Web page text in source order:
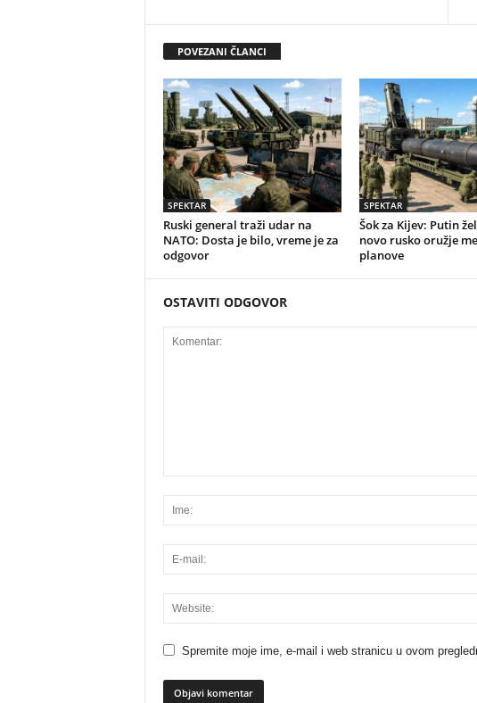
POVEZANI ČLANCI
SPEKTAR
Ruski general traži udar na
NATO: Dosta je bilo, vreme je za
odgovor
SPEKTAR
Šok za Kijev: Putin
novo rusko oružje
planove
OSTAVITI ODGOVOR
Spremite moje ime, e-mail i web stranicu u ovom